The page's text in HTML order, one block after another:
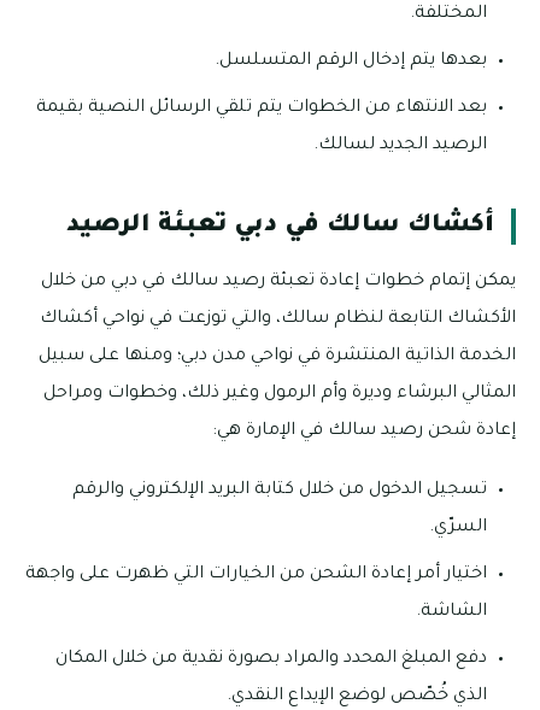
المختلفة.
بعدها يتم إدخال الرقم المتسلسل.
بعد الانتهاء من الخطوات يتم تلقي الرسائل النصية بقيمة
الرصيد الجديد لسالك.
أكشاك سالك في دبي تعبئة الرصيد
يمكن إتمام خطوات إعادة تعبئة رصيد سالك في دبي من خلال
الأكشاك التابعة لنظام سالك، والتي توزعت في نواحي أكشاك
الخدمة الذاتية المنتشرة في نواحي مدن دبي؛ ومنها على سبيل
المثالي البرشاء وديرة وأم الرمول وغير ذلك، وخطوات ومراحل
إعادة شحن رصيد سالك في الإمارة هي:
تسجيل الدخول من خلال كتابة البريد الإلكتروني والرقم
السرّي.
اختيار أمر إعادة الشحن من الخيارات التي ظهرت على واجهة
الشاشة.
دفع المبلغ المحدد والمراد بصورة نقدية من خلال المكان
الذي خُصّص لوضع الإيداع النقدي.